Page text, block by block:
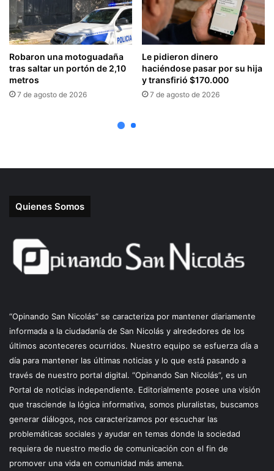
Quienes Somos
“Opinando San Nicolás” se caracteriza por mantener diariamente
informada a la ciudadanía de San Nicolás y alrededores de los
últimos aconteceres ocurridos. Nuestro equipo se esfuerza día a
día para mantener las últimas noticias y lo que está pasando a
través de nuestro portal digital. “Opinando San Nicolás”, es un
Portal de noticias independiente. Editorialmente posee una visión
que trasciende la lógica informativa, somos pluralistas, buscamos
generar diálogos, nos caracterizamos por escuchar las
problemáticas sociales y ayudar en temas donde la sociedad
requiera de nuestro medio de comunicación con el fin de
promover una vida en comunidad más amena.